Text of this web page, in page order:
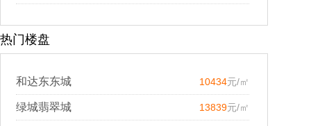
热门楼盘
和达东东城 10434元/㎡
绿城翡翠城 13839元/㎡